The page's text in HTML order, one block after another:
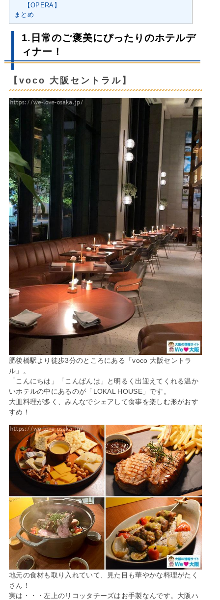
【OPERA】
まとめ
1.日常のご褒美にぴったりのホテルデ
ィナー！
【voco 大阪セントラル】
肥後橋駅より徒歩3分のところにある「voco 大阪セントラ
ル」。
「こんにちは」「こんばんは」と明るく出迎えてくれる温か
いホテルの中にあるのが「LOKAL HOUSE」です。
大皿料理が多く、みんなでシェアして食事を楽しむ形がおす
すめ！
地元の食材も取り入れていて、見た目も華やかな料理がたく
さん！
実は・・・左上のリコッタチーズはお手製なんです。大阪ハ